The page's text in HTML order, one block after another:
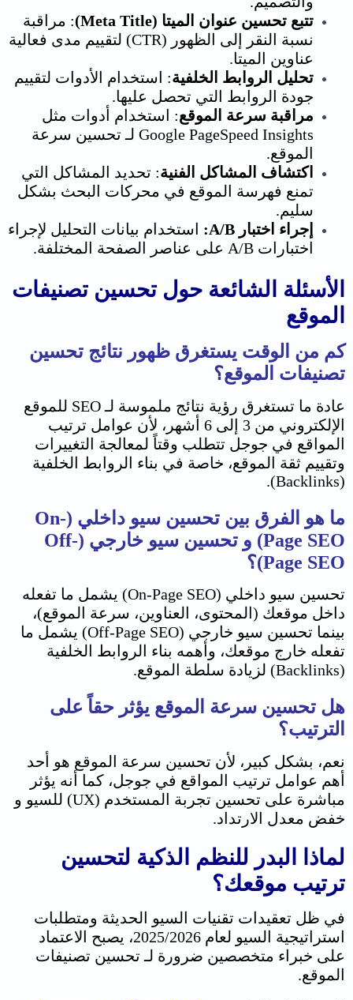
تتبع تحسين عنوان الميتا (Meta Title)
: مراقبة
نسبة النقر إلى الظهور (CTR) لتقييم مدى فعالية
عناوين الميتا.
تحليل الروابط الخلفية: استخدام الأدوات لتقييم
جودة الروابط التي تحصل عليها.
مراقبة سرعة الموقع: استخدام أدوات مثل
Google PageSpeed Insights لـ تحسين سرعة
الموقع.
اكتشاف المشاكل الفنية: تحديد المشاكل التي
تمنع فهرسة الموقع في محركات البحث بشكل
سليم.
إجراء اختبار A/B:
استخدام بيانات التحليل لإجراء
اختبارات A/B على عناصر الصفحة المختلفة.
الأسئلة الشائعة حول تحسين تصنيفات
الموقع
كم من الوقت يستغرق ظهور نتائج تحسين
تصنيفات الموقع؟
عادة ما تستغرق رؤية نتائج ملموسة لـ SEO للموقع
الإلكتروني من 3 إلى 6 أشهر، لأن عوامل ترتيب
المواقع في جوجل تتطلب وقتاً لمعالجة التغييرات
وتقييم ثقة الموقع، خاصة في بناء الروابط الخلفية
(Backlinks).
ما هو الفرق بين تحسين سيو داخلي (On-
Page SEO) و تحسين سيو خارجي (Off-
Page SEO)؟
تحسين سيو داخلي (On-Page SEO) يشمل ما تفعله
داخل موقعك (المحتوى، العناوين، سرعة الموقع)،
بينما تحسين سيو خارجي (Off-Page SEO) يشمل ما
تفعله خارج موقعك، وأهمه بناء الروابط الخلفية
(Backlinks) لزيادة سلطة الموقع.
هل تحسين سرعة الموقع يؤثر حقاً على
الترتيب؟
نعم، بشكل كبير، لأن تحسين سرعة الموقع هو أحد
أهم عوامل ترتيب المواقع في جوجل، كما أنه يؤثر
مباشرة على تحسين تجربة المستخدم (UX) للسيو و
خفض معدل الارتداد.
لماذا البدر للنظم الذكية لتحسين
ترتيب موقعك؟
في ظل تعقيدات تقنيات السيو الحديثة ومتطلبات
استراتيجية السيو لعام 2025/2026، يصبح الاعتماد
على خبراء متخصصين ضرورة لـ تحسين تصنيفات
الموقع.